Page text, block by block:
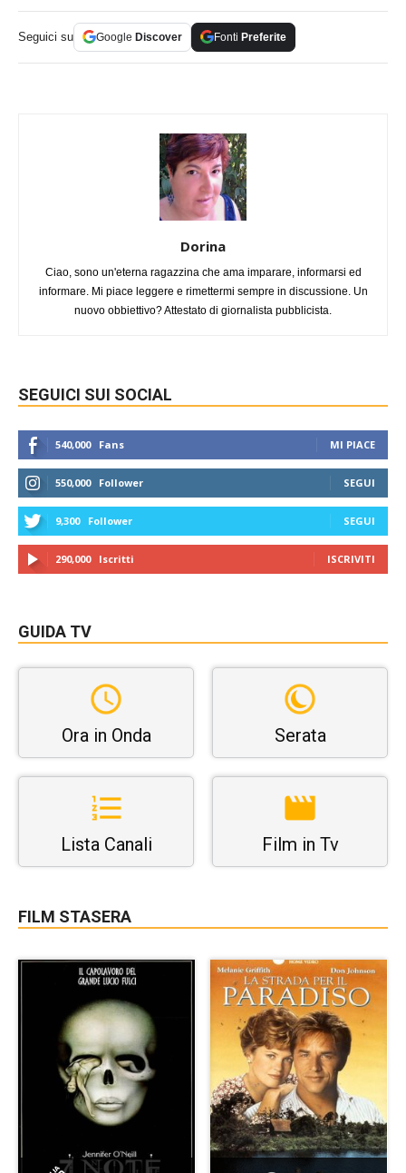
Seguici su Google Discover Fonti Preferite
Dorina
Ciao, sono un'eterna ragazzina che ama imparare, informarsi ed
informare. Mi piace leggere e rimettermi sempre in discussione. Un
nuovo obbiettivo? Attestato di giornalista pubblicista.
SEGUICI SUI SOCIAL
540,000 Fans MI PIACE
550,000 Follower SEGUI
9,300 Follower SEGUI
290,000 Iscritti ISCRIVITI
GUIDA TV
Ora in Onda Serata
Lista Canali Film in Tv
FILM STASERA